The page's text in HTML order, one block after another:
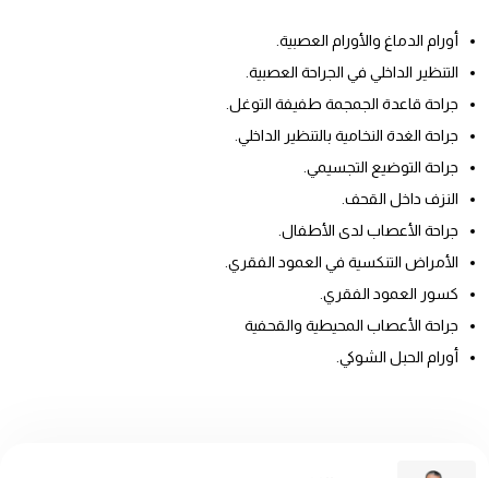
أورام الدماغ والأورام العصبية.
التنظير الداخلي في الجراحة العصبية.
جراحة قاعدة الجمجمة طفيفة التوغل.
جراحة الغدة النخامية بالتنظير الداخلي.
جراحة التوضيع التجسيمي.
النزف داخل القحف.
جراحة الأعصاب لدى الأطفال.
الأمراض التنكسية في العمود الفقري.
كسور العمود الفقري.
جراحة الأعصاب المحيطية والقحفية
أورام الحبل الشوكي.